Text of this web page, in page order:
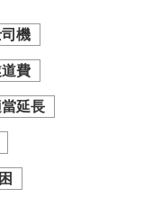
機
費
延長